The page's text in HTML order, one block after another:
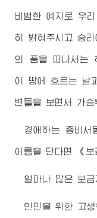
비범한 예지로 우
히 밝혀주시고 승
의 품을 떠나서는
이 땅에 흐르는 날
변들을 보면서 가슴
경애하는 총비서
이름을 단다면 《보
얼마나 많은 보금
인민을 위한 고